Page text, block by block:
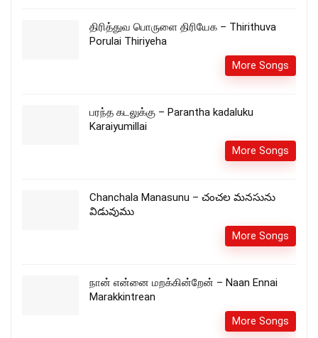
திரித்துவ பொருளை திரியேக – Thirithuva
Porulai Thiriyeha
More Songs
பரந்த கடலுக்கு – Parantha kadaluku
Karaiyumillai
More Songs
Chanchala Manasunu – చంచల మనసును
విడువుము
More Songs
நான் என்னை மறக்கின்றேன் – Naan Ennai
Marakkintrean
More Songs